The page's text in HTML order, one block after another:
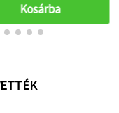
Kosárba